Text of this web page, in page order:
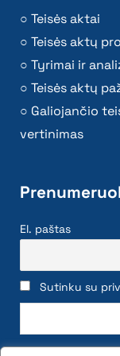
Teisės aktai
Teisės aktų
Tyrimai ir
Teisės aktų
Galiojančio
vertinimas
El. paštas
Sutinku su